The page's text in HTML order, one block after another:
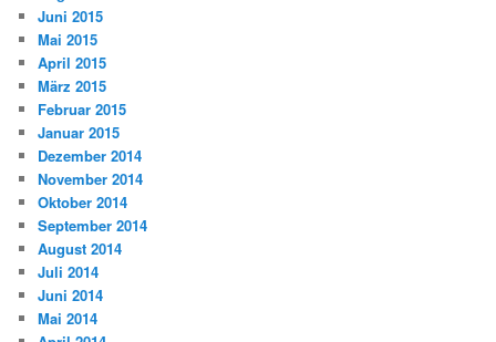
Juni 2015
Mai 2015
April 2015
März 2015
Februar 2015
Januar 2015
Dezember 2014
November 2014
Oktober 2014
September 2014
August 2014
Juli 2014
Juni 2014
Mai 2014